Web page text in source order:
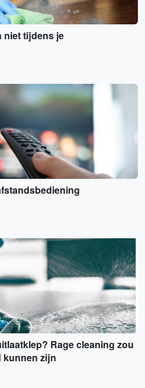
niet tijdens je
Rage cleaning zou
kunnen zijn